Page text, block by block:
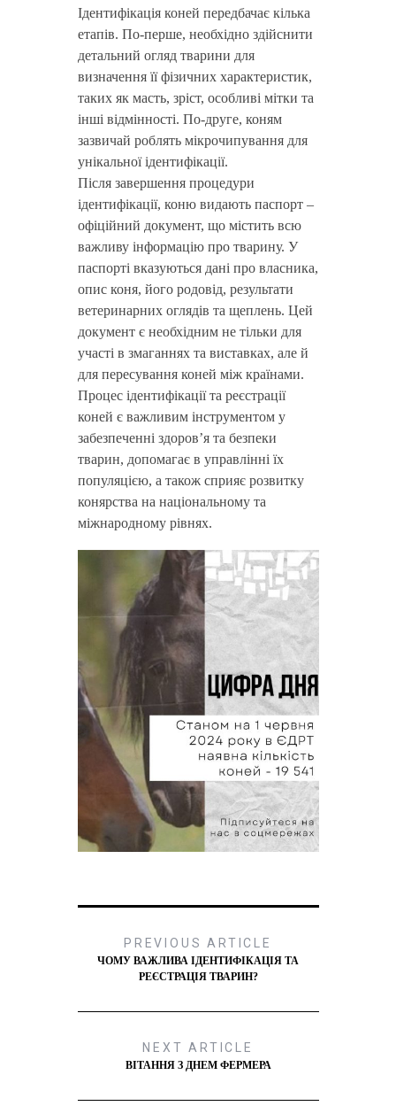
Ідентифікація коней передбачає кілька
етапів. По-перше, необхідно здійснити
детальний огляд тварини для
визначення її фізичних характеристик,
таких як масть, зріст, особливі мітки та
інші відмінності. По-друге, коням
зазвичай роблять мікрочипування для
унікальної ідентифікації.
Після завершення процедури
ідентифікації, коню видають паспорт –
офіційний документ, що містить всю
важливу інформацію про тварину. У
паспорті вказуються дані про власника,
опис коня, його родовід, результати
ветеринарних оглядів та щеплень. Цей
документ є необхідним не тільки для
участі в змаганнях та виставках, але й
для пересування коней між країнами.
Процес ідентифікації та реєстрації
коней є важливим інструментом у
забезпеченні здоров’я та безпеки
тварин, допомагає в управлінні їх
популяцією, а також сприяє розвитку
конярства на національному та
міжнародному рівнях.
PREVIOUS ARTICLE
ЧОМУ ВАЖЛИВА ІДЕНТИФІКАЦІЯ ТА
РЕЄСТРАЦІЯ ТВАРИН?
NEXT ARTICLE
ВІТАННЯ З ДНЕМ ФЕРМЕРА